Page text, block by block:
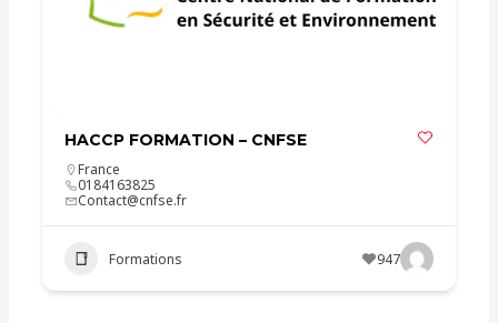
HACCP FORMATION – CNFSE
France
0184163825
Contact@cnfse.fr
Formations 947